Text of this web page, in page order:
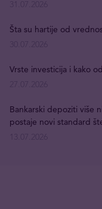
Šta su hartije od
Vrste investicija i kako
Bankarski depoziti više
postaje novi standard